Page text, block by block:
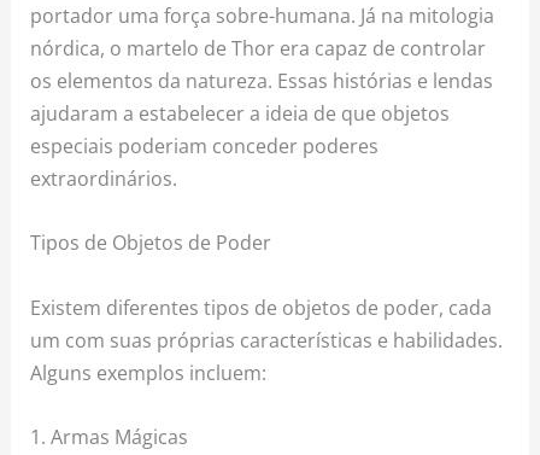
portador uma força sobre-humana. Já na mitologia
nórdica, o martelo de Thor era capaz de controlar
os elementos da natureza. Essas histórias e lendas
ajudaram a estabelecer a ideia de que objetos
especiais poderiam conceder poderes
extraordinários.
Tipos de Objetos de Poder
Existem diferentes tipos de objetos de poder, cada
um com suas próprias características e habilidades.
Alguns exemplos incluem:
1. Armas Mágicas